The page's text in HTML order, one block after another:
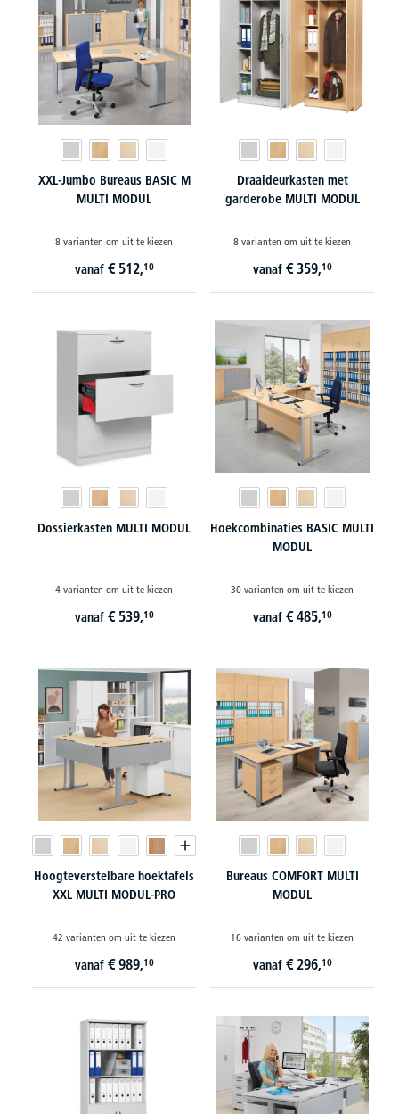
XXL-Jumbo Bureaus BASIC M
MULTI MODUL
8 varianten om uit te kiezen
vanaf € 512,10
Draaideurkasten met
garderobe MULTI MODUL
8 varianten om uit te kiezen
vanaf € 359,10
Dossierkasten MULTI MODUL
4 varianten om uit te kiezen
vanaf € 539,10
Hoekcombinaties BASIC MULTI
MODUL
30 varianten om uit te kiezen
vanaf € 485,10
Hoogteverstelbare hoektafels
XXL MULTI MODUL-PRO
42 varianten om uit te kiezen
vanaf € 989,10
Bureaus COMFORT MULTI
MODUL
16 varianten om uit te kiezen
vanaf € 296,10